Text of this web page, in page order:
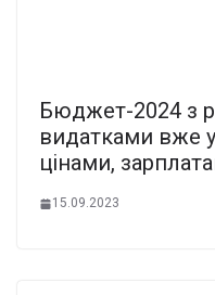
Бюджет-2024 з
видатками вже
цінами,
15.09.2023